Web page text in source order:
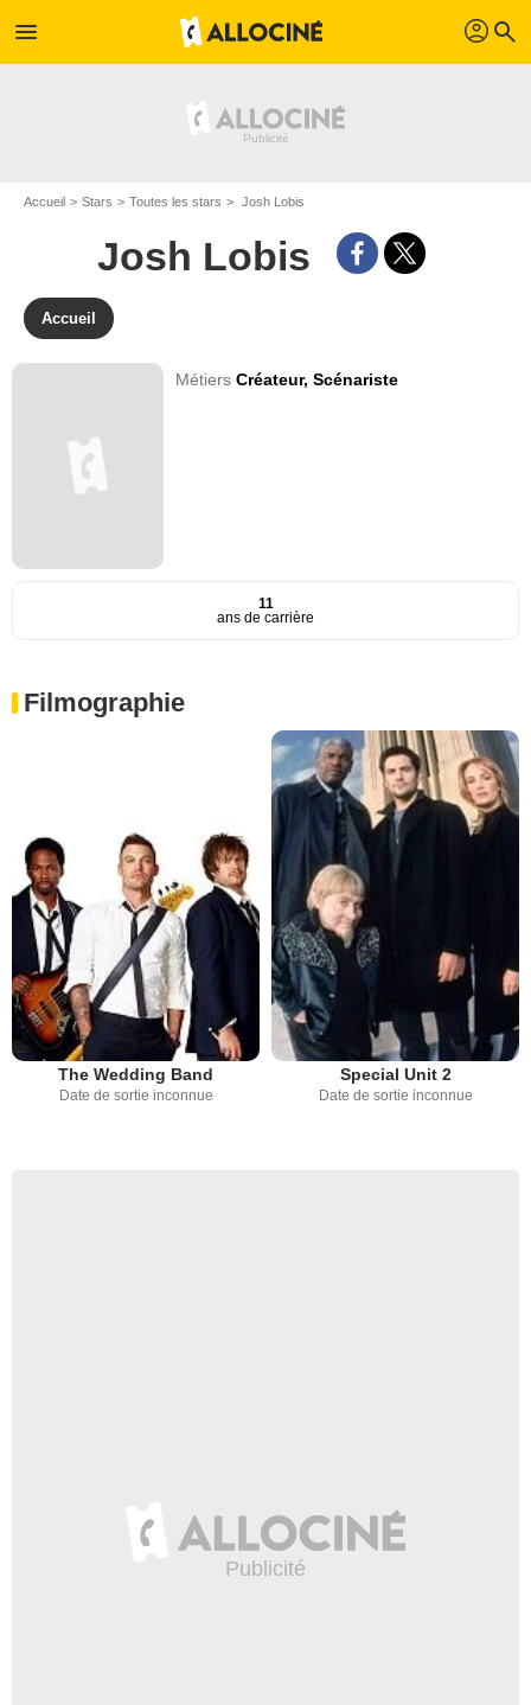
menu profil search
Accueil Stars Toutes les stars Josh Lobis
Josh Lobis
Accueil
MétiersCréateur,Scénariste
11
ans de carrière
Filmographie
The Wedding Band
Date de sortie inconnue
Special Unit 2
Date de sortie inconnue